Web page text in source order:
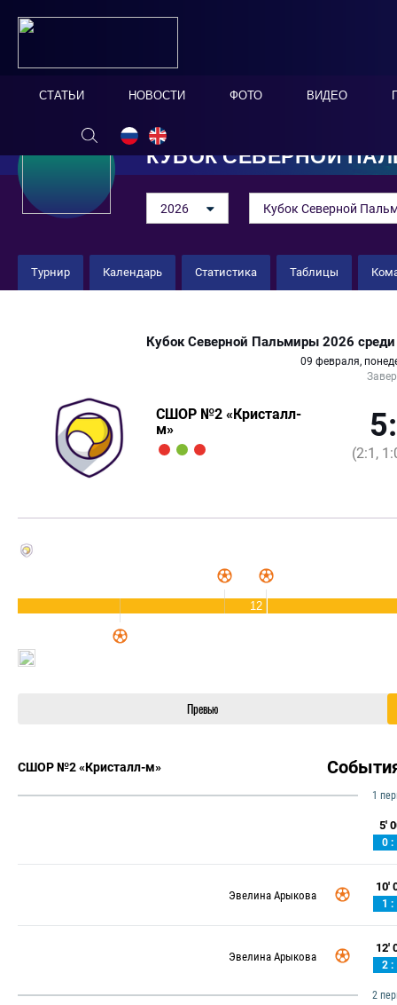
СТАТЬИ НОВОСТИ ФОТО ВИДЕО
КУБОК СЕВЕРНОЙ
2026 Кубок Северной
Турнир Календарь Статистика Таблицы
Кубок Северной Пальмиры 2026
09 февраля,
СШОР №2 «Кристалл-
м»
(2:1,
12
Превью
СШОР №2 «Кристалл-м»
1
5'
0 :
Эвелина Арыкова
10'
1 :
Эвелина Арыкова
12'
2 :
2